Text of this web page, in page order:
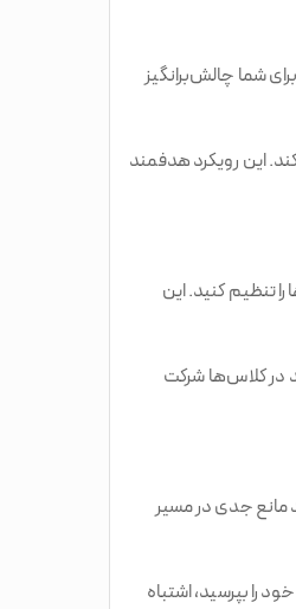
شما چالش‌برانگیز
این رویکرد هدفمند
تنظیم کنید. این
در کلاس‌ها شرکت
مانع جدی در مسیر
را بپرسید، اشتباه